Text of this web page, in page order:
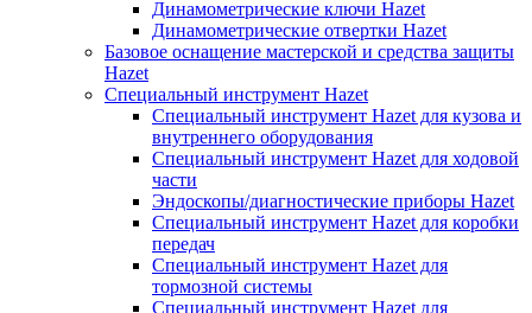
Динамометрические ключи Hazet
Динамометрические отвертки Hazet
Базовое оснащение мастерской и средства защиты
Hazet
Специальный инструмент Hazet
Специальный инструмент Hazet для кузова и
внутреннего оборудования
Специальный инструмент Hazet для ходовой
части
Эндоскопы/диагностические приборы Hazet
Специальный инструмент Hazet для коробки
передач
Специальный инструмент Hazet для
тормозной системы
Специальный инструмент Hazet для